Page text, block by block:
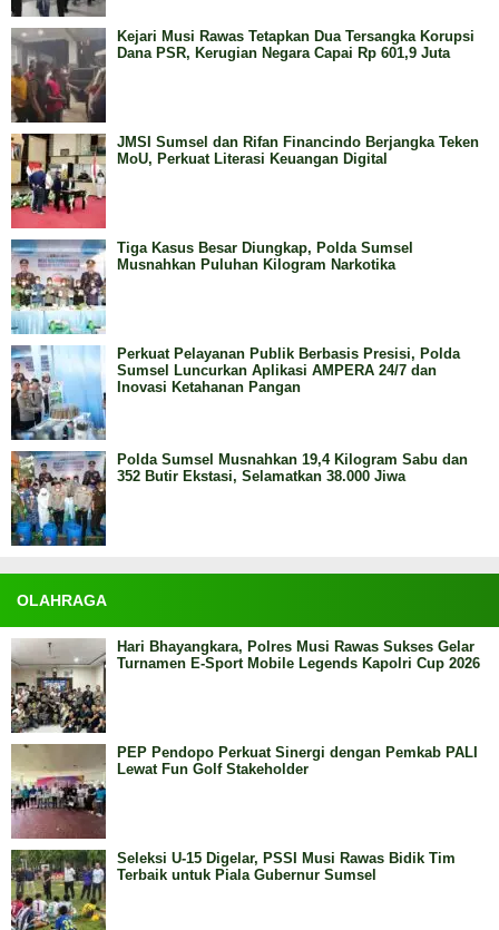
Kejari Musi Rawas Tetapkan Dua Tersangka Korupsi
Dana PSR, Kerugian Negara Capai Rp 601,9 Juta
JMSI Sumsel dan Rifan Financindo Berjangka Teken
MoU, Perkuat Literasi Keuangan Digital
Tiga Kasus Besar Diungkap, Polda Sumsel
Musnahkan Puluhan Kilogram Narkotika
Perkuat Pelayanan Publik Berbasis Presisi, Polda
Sumsel Luncurkan Aplikasi AMPERA 24/7 dan
Inovasi Ketahanan Pangan
Polda Sumsel Musnahkan 19,4 Kilogram Sabu dan
352 Butir Ekstasi, Selamatkan 38.000 Jiwa
OLAHRAGA
Hari Bhayangkara, Polres Musi Rawas Sukses Gelar
Turnamen E-Sport Mobile Legends Kapolri Cup 2026
PEP Pendopo Perkuat Sinergi dengan Pemkab PALI
Lewat Fun Golf Stakeholder
Seleksi U-15 Digelar, PSSI Musi Rawas Bidik Tim
Terbaik untuk Piala Gubernur Sumsel